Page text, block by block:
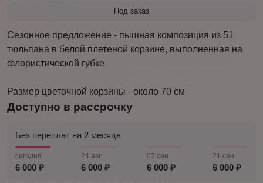
Под заказ
Сезонное предложение - пышная композиция из 51
тюльпана в белой плетеной корзине, выполненная на
флористической губке.
Размер цветочной корзины - около 70 см
Доступно в рассрочку
Без переплат на 2 месяца
сегодня
6 000 ₽
24 авг
6 000 ₽
07 сен
6 000 ₽
21 сен
6 000 ₽